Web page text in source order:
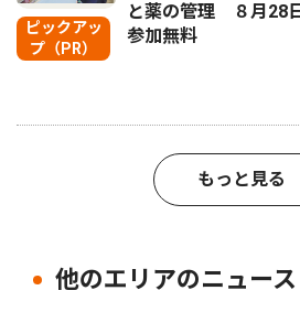
ピックアッ
プ（PR）
と薬の管理 ８月28
参加無料
もっと見る
他のエリアのニュース